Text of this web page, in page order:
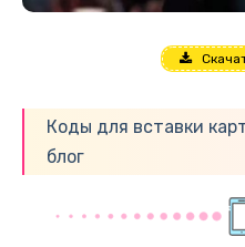
Коды для вставки
блог